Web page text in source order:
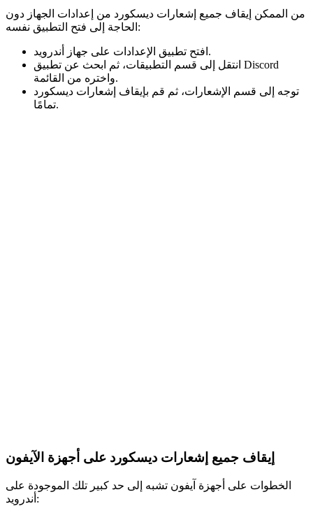
من الممكن إيقاف جميع إشعارات ديسكورد من إعدادات الجهاز دون
الحاجة إلى فتح التطبيق نفسه:
افتح تطبيق الإعدادات على جهاز أندرويد.
انتقل إلى قسم التطبيقات، ثم ابحث عن تطبيق Discord
واختره من القائمة.
توجه إلى قسم الإشعارات، ثم قم بإيقاف إشعارات ديسكورد
تمامًا.
إيقاف جميع إشعارات ديسكورد على أجهزة الآيفون
الخطوات على أجهزة آيفون تشبه إلى حد كبير تلك الموجودة على
أندرويد: